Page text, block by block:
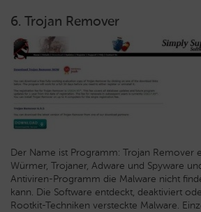
6. Trojan Remover
Der Name ist Programm: Trojan Remover
Würmer, Trojaner, Adware und Spyware
Antiviren-Programm die Malware nicht
kann. Die Software entdeckt, deaktiviert
Rootkit-Techniken versteckte Malware.